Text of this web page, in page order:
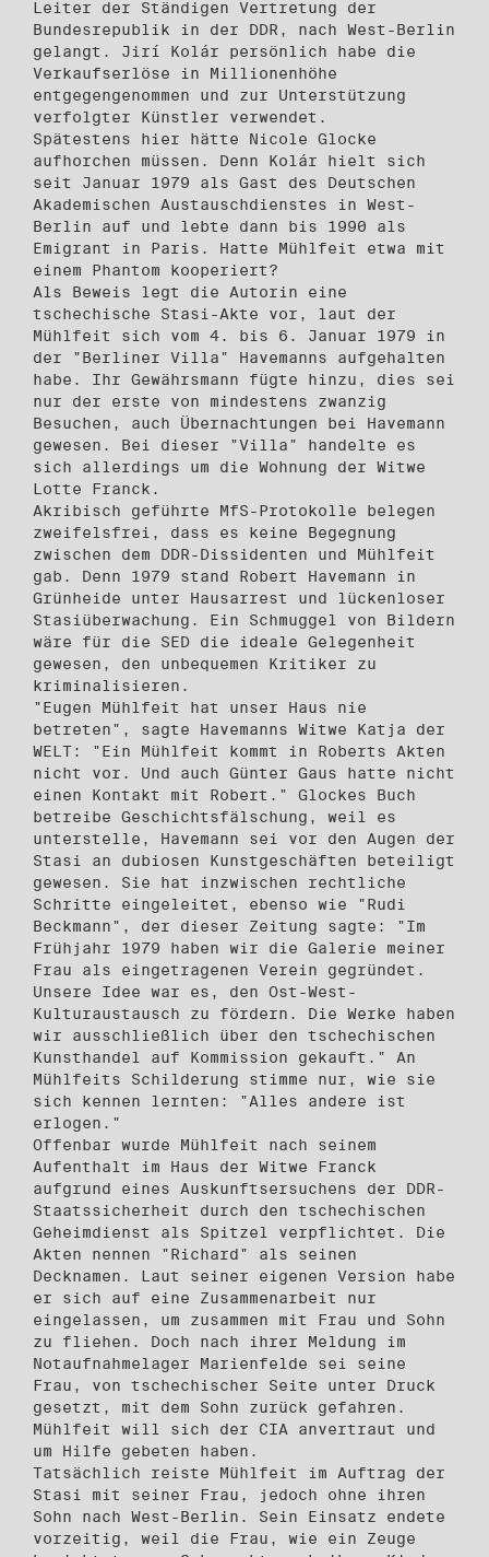
Leiter der Ständigen Vertretung der
Bundesrepublik in der DDR, nach West-Berlin
gelangt. Jirí Kolár persönlich habe die
Verkaufserlöse in Millionenhöhe
entgegengenommen und zur Unterstützung
verfolgter Künstler verwendet.
Spätestens hier hätte Nicole Glocke
aufhorchen müssen. Denn Kolár hielt sich
seit Januar 1979 als Gast des Deutschen
Akademischen Austauschdienstes in West-
Berlin auf und lebte dann bis 1990 als
Emigrant in Paris. Hatte Mühlfeit etwa mit
einem Phantom kooperiert?
Als Beweis legt die Autorin eine
tschechische Stasi-Akte vor, laut der
Mühlfeit sich vom 4. bis 6. Januar 1979 in
der "Berliner Villa" Havemanns aufgehalten
habe. Ihr Gewährsmann fügte hinzu, dies sei
nur der erste von mindestens zwanzig
Besuchen, auch Übernachtungen bei Havemann
gewesen. Bei dieser "Villa" handelte es
sich allerdings um die Wohnung der Witwe
Lotte Franck.
Akribisch geführte MfS-Protokolle belegen
zweifelsfrei, dass es keine Begegnung
zwischen dem DDR-Dissidenten und Mühlfeit
gab. Denn 1979 stand Robert Havemann in
Grünheide unter Hausarrest und lückenloser
Stasiüberwachung. Ein Schmuggel von Bildern
wäre für die SED die ideale Gelegenheit
gewesen, den unbequemen Kritiker zu
kriminalisieren.
"Eugen Mühlfeit hat unser Haus nie
betreten", sagte Havemanns Witwe Katja der
WELT: "Ein Mühlfeit kommt in Roberts Akten
nicht vor. Und auch Günter Gaus hatte nicht
einen Kontakt mit Robert." Glockes Buch
betreibe Geschichtsfälschung, weil es
unterstelle, Havemann sei vor den Augen der
Stasi an dubiosen Kunstgeschäften beteiligt
gewesen. Sie hat inzwischen rechtliche
Schritte eingeleitet, ebenso wie "Rudi
Beckmann", der dieser Zeitung sagte: "Im
Frühjahr 1979 haben wir die Galerie meiner
Frau als eingetragenen Verein gegründet.
Unsere Idee war es, den Ost-West-
Kulturaustausch zu fördern. Die Werke haben
wir ausschließlich über den tschechischen
Kunsthandel auf Kommission gekauft." An
Mühlfeits Schilderung stimme nur, wie sie
sich kennen lernten: "Alles andere ist
erlogen."
Offenbar wurde Mühlfeit nach seinem
Aufenthalt im Haus der Witwe Franck
aufgrund eines Auskunftsersuchens der DDR-
Staatssicherheit durch den tschechischen
Geheimdienst als Spitzel verpflichtet. Die
Akten nennen "Richard" als seinen
Decknamen. Laut seiner eigenen Version habe
er sich auf eine Zusammenarbeit nur
eingelassen, um zusammen mit Frau und Sohn
zu fliehen. Doch nach ihrer Meldung im
Notaufnahmelager Marienfelde sei seine
Frau, von tschechischer Seite unter Druck
gesetzt, mit dem Sohn zurück gefahren.
Mühlfeit will sich der CIA anvertraut und
um Hilfe gebeten haben.
Tatsächlich reiste Mühlfeit im Auftrag der
Stasi mit seiner Frau, jedoch ohne ihren
Sohn nach West-Berlin. Sein Einsatz endete
vorzeitig, weil die Frau, wie ein Zeuge